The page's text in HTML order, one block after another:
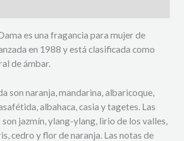
es una fragancia para mujer de
en 1988 y está clasificada como
de ámbar.
son naranja, mandarina, albaricoque,
albahaca, casia y tagetes. Las
jazmín, ylang-ylang, lirio de los valles,
cedro y flor de naranja. Las notas de